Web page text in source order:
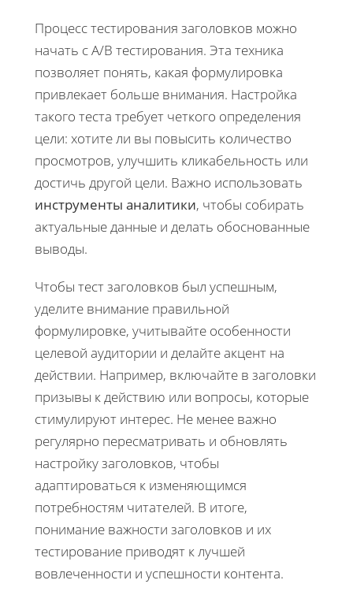
Процесс тестирования заголовков можно
начать с A/B тестирования. Эта техника
позволяет понять, какая формулировка
привлекает больше внимания. Настройка
такого теста требует четкого определения
цели: хотите ли вы повысить количество
просмотров, улучшить кликабельность или
достичь другой цели. Важно использовать
инструменты аналитики, чтобы собирать
актуальные данные и делать обоснованные
выводы.
Чтобы тест заголовков был успешным,
уделите внимание правильной
формулировке, учитывайте особенности
целевой аудитории и делайте акцент на
действии. Например, включайте в заголовки
призывы к действию или вопросы, которые
стимулируют интерес. Не менее важно
регулярно пересматривать и обновлять
настройку заголовков, чтобы
адаптироваться к изменяющимся
потребностям читателей. В итоге,
понимание важности заголовков и их
тестирование приводят к лучшей
вовлеченности и успешности контента.